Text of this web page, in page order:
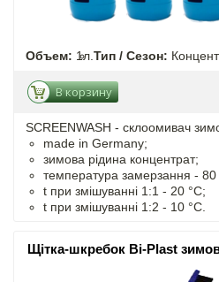
Объем: 1л. Тип / Сезон:
В корзину
SCREENWASH - cклоомивач
made in Germany;
зимова рідина концентрат;
температура замерзання - 80
t при змішуванні 1:1 - 20 °C;
t при змішуванні 1:2 - 10 °C.
Щітка-шкребок Bi-Plast